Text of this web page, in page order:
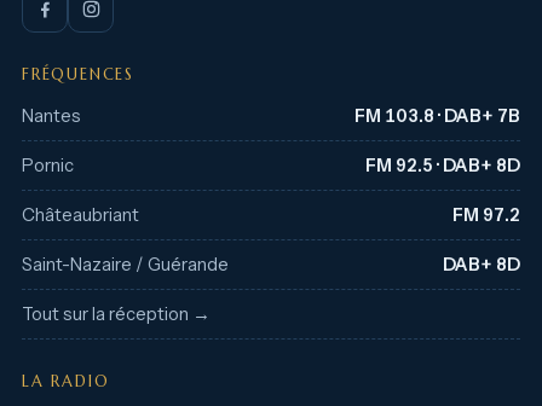
FRÉQUENCES
Nantes FM 103.8 · DAB+ 7B
Pornic FM 92.5 · DAB+ 8D
Châteaubriant FM 97.2
Saint-Nazaire / Guérande DAB+ 8D
Tout sur la réception →
LA RADIO